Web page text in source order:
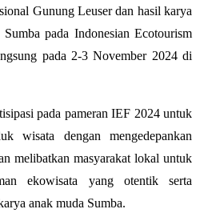
Gunung Leuser dan hasil karya
pada Indonesian Ecotourism
pada 2-3 November 2024 di
pada pameran IEF 2024 untuk
wisata dengan mengedepankan
melibatkan masyarakat lokal untuk
ekowisata yang otentik serta
anak muda Sumba.